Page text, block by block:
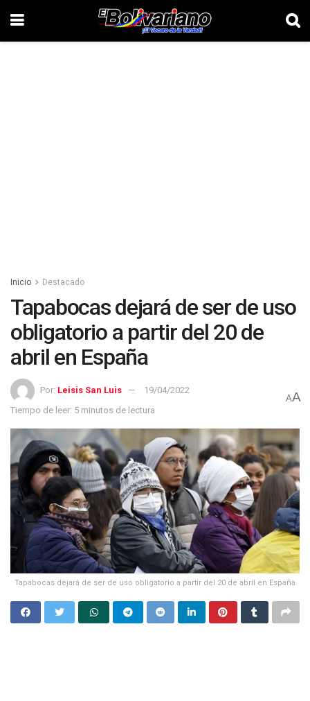
Inicio Destacado
Tapabocas dejará de ser de uso
obligatorio a partir del 20 de
abril en España
Por: Leisis San Luis
19/04/2022
Tiempo de leer: 5 minutos de lectura
AA
Tapabocas dejará de ser de uso obligatorio a partir del 20 de abril en España